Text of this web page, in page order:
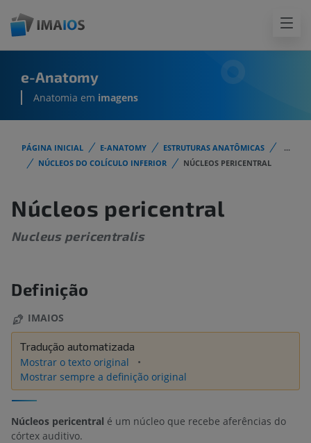
e-Anatomy
Anatomia em imagens
PÁGINA INICIAL E-ANATOMY ESTRUTURAS ANATÔMICAS
...
NÚCLEOS DO COLÍCULO INFERIOR
NÚCLEOS PERICENTRAL
Núcleos pericentral
Nucleus pericentralis
Definição
IMAIOS
Tradução automatizada
Mostrar o texto original
Mostrar sempre a definição original
Núcleos pericentral é um núcleo que recebe aferências do
córtex auditivo.